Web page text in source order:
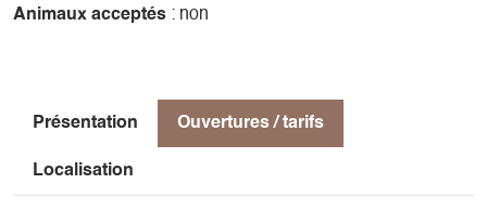
Arbres, Découverte nature, Cycle forêt, cycle faune, cycle
Animaux acceptés : non
Présentation Ouvertures / tarifs
Localisation